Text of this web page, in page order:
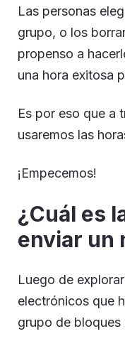
Las personas
grupo, o los
propenso a
una hora exitosa
Es por eso que a
usaremos las
¡Empecemos!
¿Cuál es
enviar un
Luego de
electrónicos que
grupo de bloques